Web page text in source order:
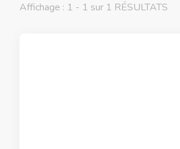
Affichage : 1 - 1 sur 1 RÉSULTATS